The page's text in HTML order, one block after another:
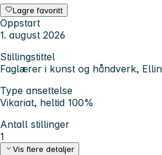
Lagre favoritt
Oppstart
1. august 2026
Stillingstittel
Faglærer i kunst og håndverk,
Type ansettelse
Vikariat, heltid 100%
Antall stillinger
1
Vis flere detaljer